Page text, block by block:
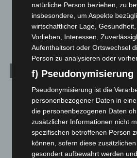
Hannover Klassik Open Air 2026:
Maschpark
Kategorien
Blaulicht
Corona-News
Hannover und Region
Langenhagen und Ortsteile
Leserbriefe
natürliche Person beziehen, zu
insbesondere, um Aspekte
wirtschaftlicher Lage,
Vorlieben, Interessen,
Aufenthaltsort oder Ortswechsel
Person zu analysieren oder
f) Pseudonymisierung
Pseudonymisierung ist die
personenbezogener Daten in
die personenbezogenen Daten
zusätzlicher Informationen nicht
spezifischen betroffenen Person
können, sofern diese
gesondert aufbewahrt werden